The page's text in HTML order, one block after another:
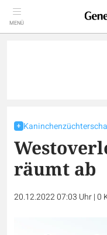
MENÜ
räumt ab
20.12.2022 07:03 Uhr|0